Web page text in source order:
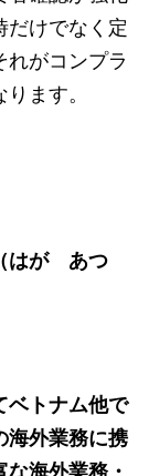
だけでなく定
がコンプラ
ます。
はが あつ
ベトナム他で
海外業務に携
海外業務・